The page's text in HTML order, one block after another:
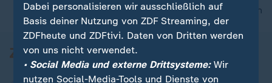
nach oben
Dabei personalisieren wir ausschließlich auf
Basis deiner Nutzung von ZDF Streaming, der
ZDFheute und ZDFtivi. Daten von Dritten werden
von uns nicht verwendet.
• Social Media und externe Drittsysteme:Wir
nutzen Social-Media-Tools und Dienste von